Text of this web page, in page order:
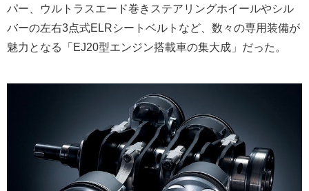
パー、ウルトラスエード巻きステアリングホイールやシル
バーの左右3点式ELRシートベルトなど、数々の専用装備が
魅力となる「EJ20型エンジン搭載車の集大成」だった。